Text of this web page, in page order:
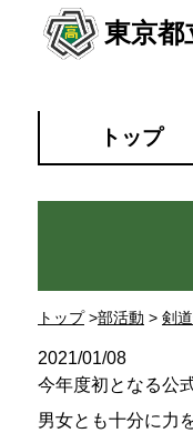
東京都
トップ
トップ>部活動 > 剣
2021/01/08
今年度初となる公
男女とも十分に力